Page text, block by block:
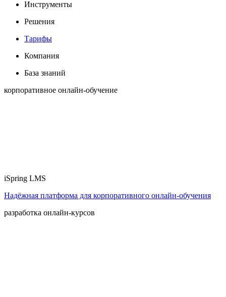
Инструменты
Решения
Тарифы
Компания
База знаний
корпоративное онлайн-обучение
iSpring LMS
Надёжная платформа для корпоративного онлайн‑обучения
разработка онлайн-курсов